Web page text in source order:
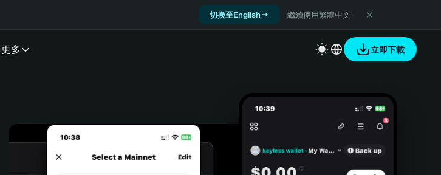
切換至English 繼續使用繁體中文
更多 立即下載